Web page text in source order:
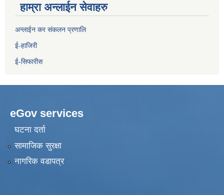
हाम्रा अन्लाईन सेवाहरु
अन्लाईन कर संकलन प्रणालि
ई-हाजिरी
ई-सिफारीस
eGov services
घटना दर्ता
सामाजिक सुरक्षा
नागरिक वडापत्र